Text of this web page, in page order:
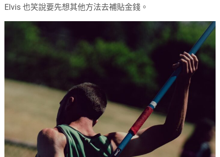
Elvis 也笑說要先想其他方法去補貼金錢。